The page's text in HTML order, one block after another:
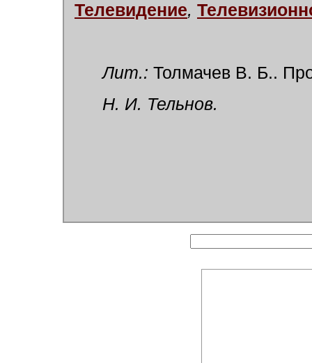
Телевидение,
Лит.: Толмачев В. Б..
Н. И. Тельнов.